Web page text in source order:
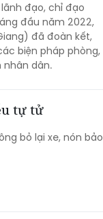
đạo, chỉ đạo
đầu năm 2022,
đã đoàn kết,
biện pháp phòng,
dân.
tự tử
bỏ lại xe, nón bảo